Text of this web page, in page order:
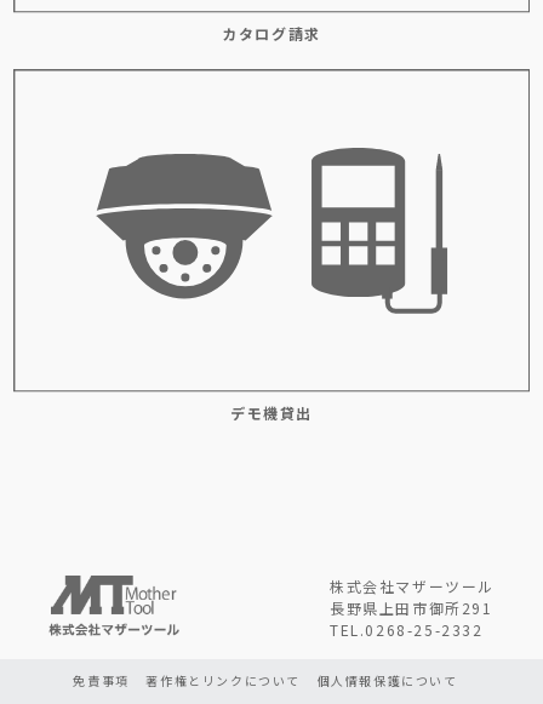
カタログ請求
デモ機貸出
株式会社マザーツール
長野県上田市御所291
TEL.0268-25-2332
免責事項 著作権とリンクについて
個人情報保護について